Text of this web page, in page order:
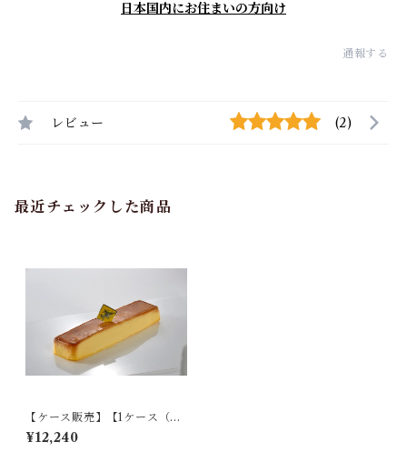
日本国内にお住まいの方向け
通報する
レビュー (2)
最近チェックした商品
【ケース販売】【1ケース（計1
8個入り）】バニラカタラーナ
＆プリン
¥12,240